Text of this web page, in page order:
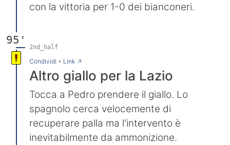
con la vittoria per 1-0 dei bianconeri.
95'
2nd_half
Condividi • Link→
Altro giallo per la Lazio
Tocca a Pedro prendere il giallo. Lo
spagnolo cerca velocemente di
recuperare palla ma l'intervento è
inevitabilmente da ammonizione.